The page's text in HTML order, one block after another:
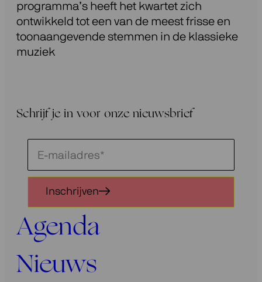
programma’s heeft het kwartet zich
ontwikkeld tot een van de meest frisse en
toonaangevende stemmen in de klassieke
muziek
Schrijf je in voor onze nieuwsbrief
Schrijf
je
voor
onze
nieuwsbrief
Inschrijven
Agenda
Nieuws